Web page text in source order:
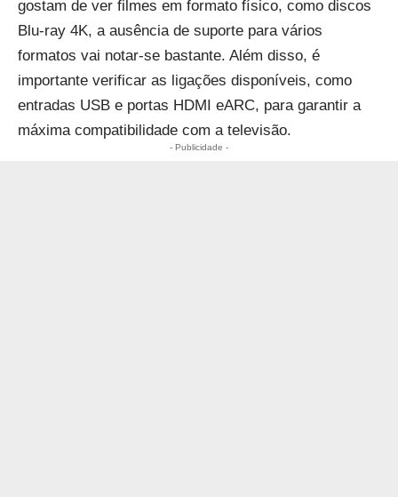
gostam de ver filmes em formato físico, como discos
Blu-ray 4K, a ausência de suporte para vários
formatos vai notar-se bastante. Além disso, é
importante verificar as ligações disponíveis, como
entradas USB e portas HDMI eARC, para garantir a
máxima compatibilidade com a televisão.
- Publicidade -